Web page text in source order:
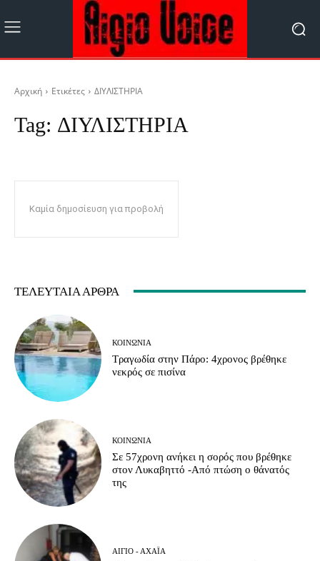
Αρχική Ετικέτες ΔΙΥΛΙΣΤΗΡΙΑ
Tag: ΔΙΥΛΙΣΤΗΡΙΑ
Καμία δημοσίευση για προβολή
ΤΕΛΕΥΤΑΊΑ ΆΡΘΡΑ
ΚΟΙΝΩΝΊΑ
Τραγωδία στην Πάρο: 4χρονος βρέθηκε
νεκρός σε πισίνα
ΚΟΙΝΩΝΊΑ
Σε 57χρονη ανήκει η σορός που βρέθηκε
στον Λυκαβηττό -Από πτώση ο θάνατός
της
ΑΊΓΙΟ - ΑΧΑΪ́Α